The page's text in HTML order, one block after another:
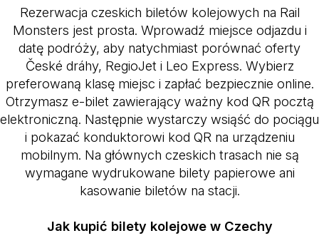
Rezerwacja czeskich biletów kolejowych na Rail
Monsters jest prosta. Wprowadź miejsce odjazdu i
datę podróży, aby natychmiast porównać oferty
České dráhy, RegioJet i Leo Express. Wybierz
preferowaną klasę miejsc i zapłać bezpiecznie online.
Otrzymasz e-bilet zawierający ważny kod QR pocztą
elektroniczną. Następnie wystarczy wsiąść do pociągu
i pokazać konduktorowi kod QR na urządzeniu
mobilnym. Na głównych czeskich trasach nie są
wymagane wydrukowane bilety papierowe ani
kasowanie biletów na stacji.
Jak kupić bilety kolejowe w Czechy